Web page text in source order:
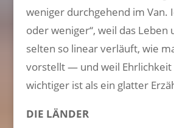
weniger durchgehend im Van.
oder weniger“, weil das Leben
selten so linear verläuft, wie
vorstellt — und weil Ehrlichkeit
wichtiger ist als ein glatter
DIE LÄNDER